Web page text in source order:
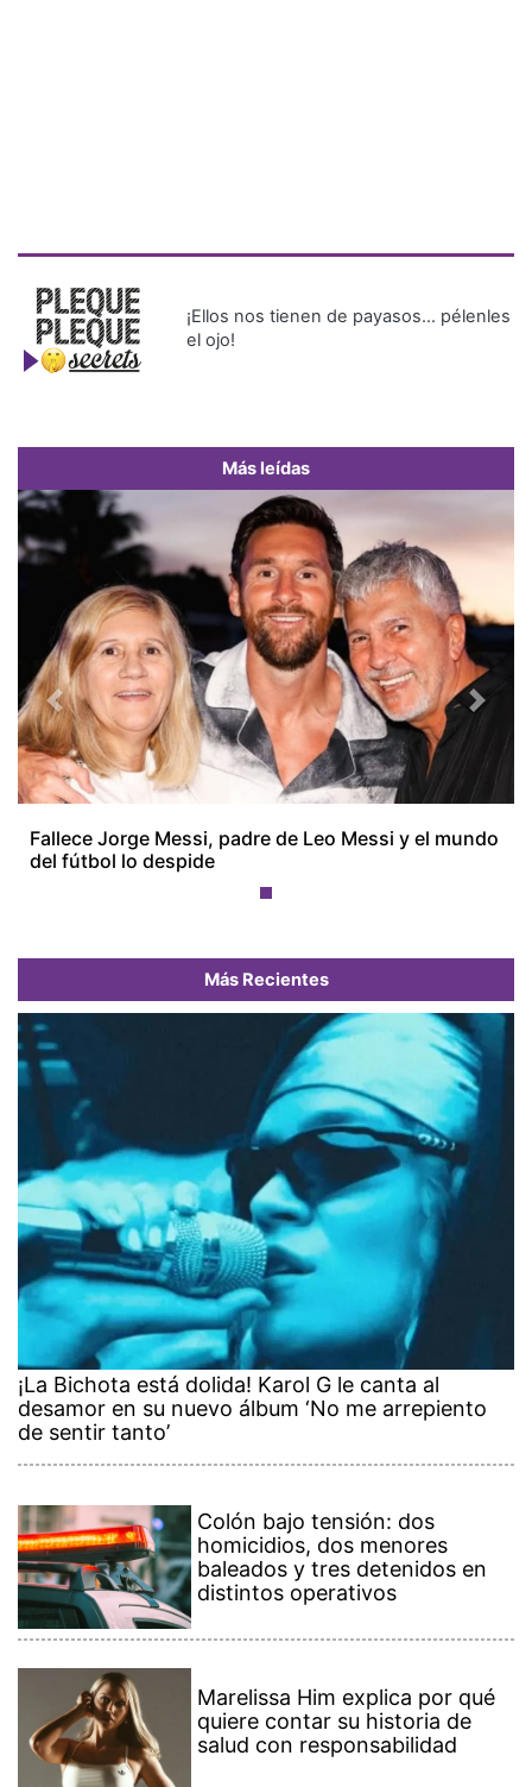
¡Ellos nos tienen de payasos… pélenles
el ojo!
Más leídas
Fallece Jorge Messi, padre de Leo Messi y el mundo
del fútbol lo despide
Previous Next
Más Recientes
¡La Bichota está dolida! Karol G le canta al
desamor en su nuevo álbum ‘No me arrepiento
de sentir tanto’
Colón bajo tensión: dos
homicidios, dos menores
baleados y tres detenidos en
distintos operativos
Marelissa Him explica por qué
quiere contar su historia de
salud con responsabilidad